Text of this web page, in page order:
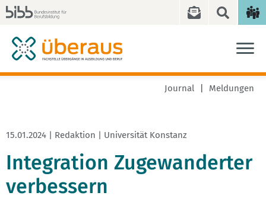
Journal Meldungen
15.01.2024 | Redaktion | Universität Konstanz
Integration Zugewanderter
verbessern